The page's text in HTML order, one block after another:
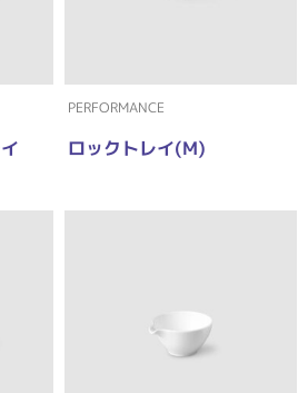
PERFORMANCE
ロックトレイ(M)